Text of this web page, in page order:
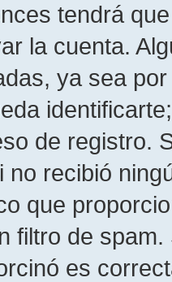
tendrá
la cuenta.
ya sea
de registro.
no recibió
que
filtro de
es